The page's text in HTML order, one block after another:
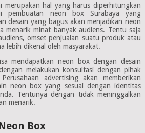
merupakan hal yang harus diperhitungkan
pembuatan neon box Surabaya yang
desain yang bagus akan menjadikan neon
menarik minat banyak audiens. Tentu saja
omset penjualan suatu produk atau
lebih dikenal oleh masyarakat.
mendapatkan neon box dengan desain
melakukan konsultasi dengan pihak
advertising akan memberikan
neon box yang sesuai dengan identitas
Tentunya dengan tidak meninggalkan
menarik.
Box